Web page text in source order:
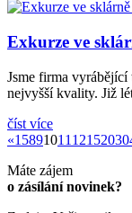
Exkurze ve
Jsme firma
nejvyšší kvality. Již
číst více
««1 5891011 12152030
Máte zájem
o zásílání novinek?